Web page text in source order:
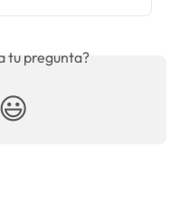
tu pregunta?
😃